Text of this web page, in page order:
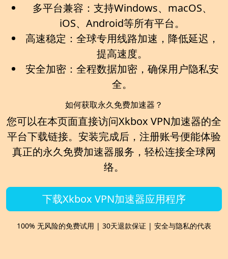
多平台兼容： 支持Windows、macOS、
iOS、Android等所有平台。
高速稳定： 全球专用线路加速，降低延迟，
提高速度。
安全加密： 全程数据加密，确保用户隐私安
全。
如何获取永久免费加速器？
您可以在本页面直接访问Xkbox VPN加速器的全
平台下载链接。安装完成后，注册账号便能体验
真正的永久免费加速器服务，轻松连接全球网
络。
下载Xkbox VPN加速器应用程序
100% 无风险的免费试用 | 30天退款保证 | 安全与隐私的代表